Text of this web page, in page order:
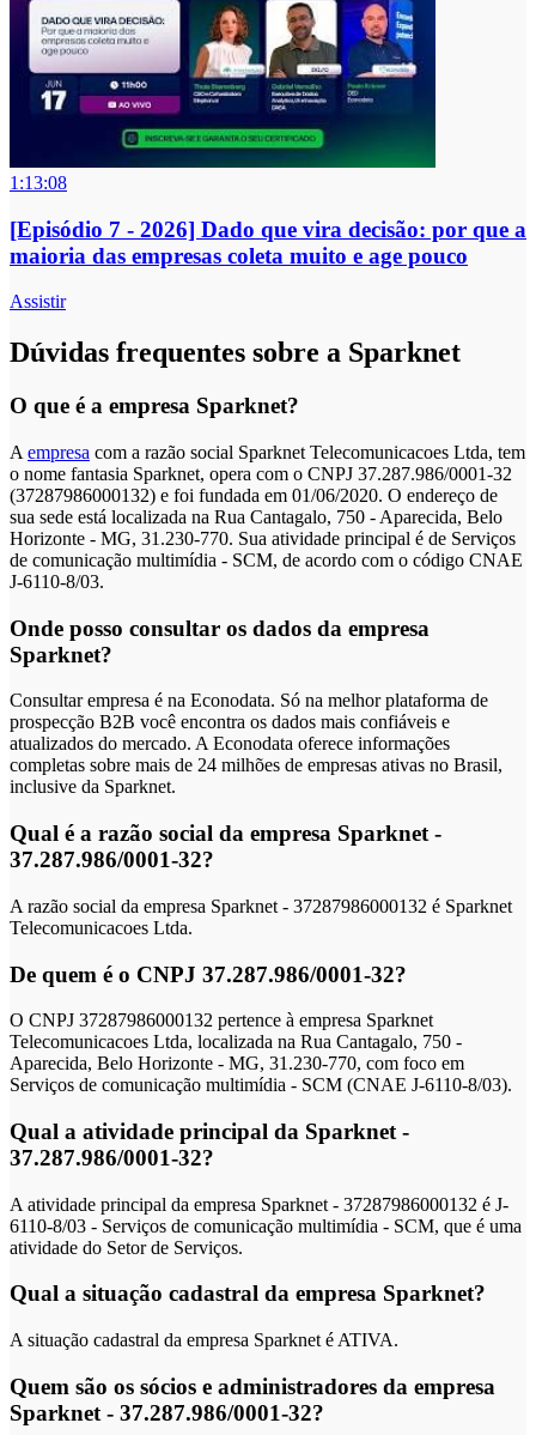
1:13:08
[Episódio 7 - 2026] Dado que vira decisão: por que a
maioria das empresas coleta muito e age pouco
Assistir
Dúvidas frequentes sobre a Sparknet
O que é a empresa Sparknet?
A empresa com a razão social Sparknet Telecomunicacoes Ltda, tem
o nome fantasia Sparknet, opera com o CNPJ 37.287.986/0001-32
(37287986000132) e foi fundada em 01/06/2020. O endereço de
sua sede está localizada na Rua Cantagalo, 750 - Aparecida, Belo
Horizonte - MG, 31.230-770. Sua atividade principal é de Serviços
de comunicação multimídia - SCM, de acordo com o código CNAE
J-6110-8/03.
Onde posso consultar os dados da empresa
Sparknet?
Consultar empresa é na Econodata. Só na melhor plataforma de
prospecção B2B você encontra os dados mais confiáveis e
atualizados do mercado. A Econodata oferece informações
completas sobre mais de 24 milhões de empresas ativas no Brasil,
inclusive da Sparknet.
Qual é a razão social da empresa Sparknet -
37.287.986/0001-32?
A razão social da empresa Sparknet - 37287986000132 é Sparknet
Telecomunicacoes Ltda.
De quem é o CNPJ 37.287.986/0001-32?
O CNPJ 37287986000132 pertence à empresa Sparknet
Telecomunicacoes Ltda, localizada na Rua Cantagalo, 750 -
Aparecida, Belo Horizonte - MG, 31.230-770, com foco em
Serviços de comunicação multimídia - SCM (CNAE J-6110-8/03).
Qual a atividade principal da Sparknet -
37.287.986/0001-32?
A atividade principal da empresa Sparknet - 37287986000132 é J-
6110-8/03 - Serviços de comunicação multimídia - SCM, que é uma
atividade do Setor de Serviços.
Qual a situação cadastral da empresa Sparknet?
A situação cadastral da empresa Sparknet é ATIVA.
Quem são os sócios e administradores da empresa
Sparknet - 37.287.986/0001-32?